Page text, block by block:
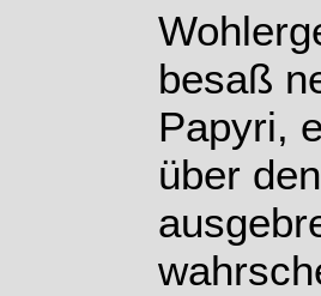
besaß
Papyri,
über